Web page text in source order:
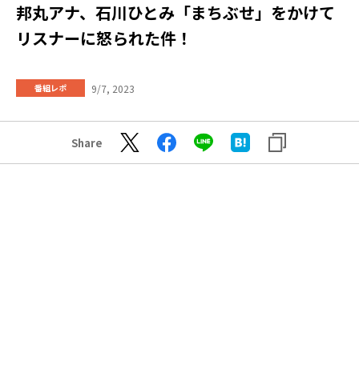
邦丸アナ、石川ひとみ「まちぶせ」をかけて
リスナーに怒られた件！
番組レポ 9/7, 2023
Share